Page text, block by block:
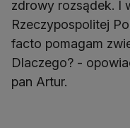
zdrowy rozsądek. I
Rzeczypospolitej
facto pomagam
Dlaczego? -
pan Artur.